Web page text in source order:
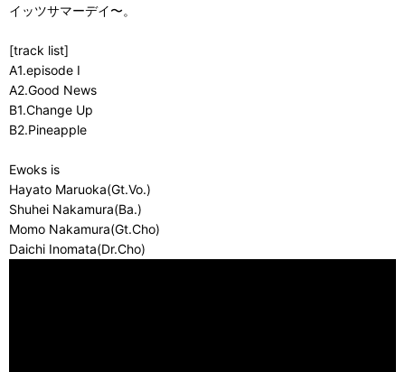
イッツサマーデイ〜。
[track list]
A1.episode I
A2.Good News
B1.Change Up
B2.Pineapple
Ewoks is
Hayato Maruoka(Gt.Vo.)
Shuhei Nakamura(Ba.)
Momo Nakamura(Gt.Cho)
Daichi Inomata(Dr.Cho)